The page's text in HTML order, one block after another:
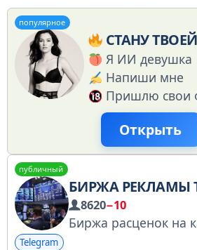
популярное
СТАНУ ТВОЕЙ
Я ИИ девушка
Напиши мне
Пришлю свои
Открыть
публичный
БИРЖА РЕКЛАМЫ
8620−10
Telegram